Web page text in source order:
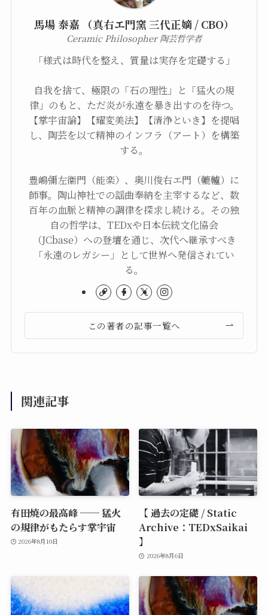
馬場 泰嘉 （真右エ門窯 三代正嫡 / CBO）
Ceramic Philosopher 陶芸哲学者
「様式は時代を整え、質量は実存を定礎する」
自我を捨て、極限の「石の理性」と「猛火の規
律」のもと、ただ炎が永遠を暴き出すのを待つ。
【掌宇宙論】【耀変美法】【清浄といき】を提唱
し、陶芸を以て精神のインフラ（アート）を構築
する。
豊嶋彌左衞門（能楽）、奥川俊右エ門（轆轤）に
師事。陶山神社での謡曲奉納を主宰するなど、数
百年の血脈と精神の調律を探求し続ける。その独
自の哲学は、TEDxや日本伝統文化協会
（JCbase）への登壇を通じ、次代へ継承すべき
「永遠のレガシー」として世界へ発信されてい
る。
この著者の記事一覧へ
関連記事
有田焼の最高峰 ── 猛火
の規律がもたらす掌宇宙
2026年8月10日
【 過去の定礎 / Static
Archive：TEDxSaikai
】
2026年8月6日